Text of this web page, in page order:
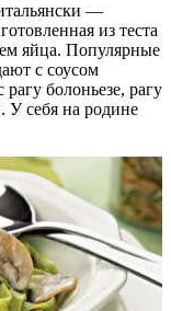
—
из теста
яйца. Популярные
с соусом
болоньезе, рагу
У себя на родине